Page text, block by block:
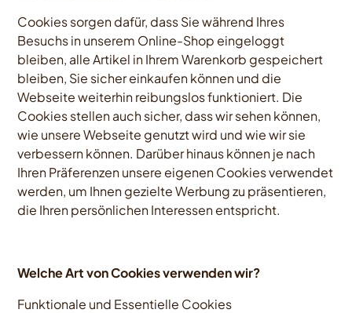
Cookies sorgen dafür, dass Sie während Ihres
Besuchs in unserem Online-Shop eingeloggt
bleiben, alle Artikel in Ihrem Warenkorb gespeichert
bleiben, Sie sicher einkaufen können und die
Webseite weiterhin reibungslos funktioniert. Die
Cookies stellen auch sicher, dass wir sehen können,
wie unsere Webseite genutzt wird und wie wir sie
verbessern können. Darüber hinaus können je nach
Ihren Präferenzen unsere eigenen Cookies verwendet
werden, um Ihnen gezielte Werbung zu präsentieren,
die Ihren persönlichen Interessen entspricht.
Welche Art von Cookies verwenden wir?
Funktionale und Essentielle Cookies